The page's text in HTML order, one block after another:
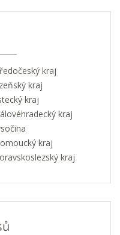
kraj
kraj
kraj
kraj
kraj
kraj